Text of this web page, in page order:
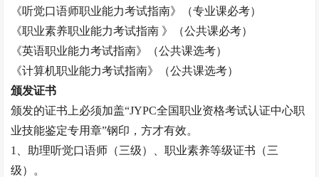
《听觉口语师职业能力考试指南》（专业课必考）
《职业素养职业能力考试指南 》（公共课必考）
《英语职业能力考试指南》（公共课选考）
《计算机职业能力考试指南》（公共课选考）
颁发证书
颁发的证书上必须加盖“JYPC全国职业资格考试认证中心职
业技能鉴定专用章”钢印，方才有效。
1、助理听觉口语师 （三级）、职业素养等级证书（三
级）。